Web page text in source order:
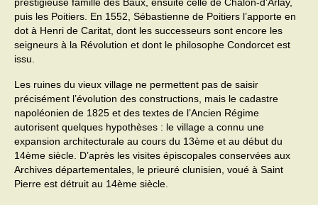
Cimetière
Culte
Correspondants de presse
LE BRULAGE DES VEGETAUX
DECHETS VERTS
puis les Poitiers. En 1552, Sébastienne de Poitiers l’apporte en
dot à Henri de Caritat, dont les successeurs sont encore les
seigneurs à la Révolution et dont le philosophe Condorcet est
issu.
Les ruines du vieux village ne permettent pas de saisir
précisément l’évolution des constructions, mais le cadastre
napoléonien de 1825 et des textes de l’Ancien Régime
autorisent quelques hypothèses : le village a connu une
expansion architecturale au cours du 13ème et au début du
14ème siècle. D’après les visites épiscopales conservées aux
Archives départementales, le prieuré clunisien, voué à Saint
Pierre est détruit au 14ème siècle.